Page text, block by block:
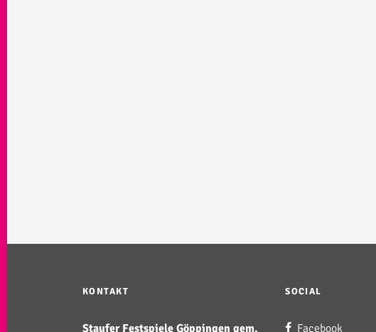
KONTAKT
Staufer Festspiele Göppingen gem.
SOCIAL
Facebook